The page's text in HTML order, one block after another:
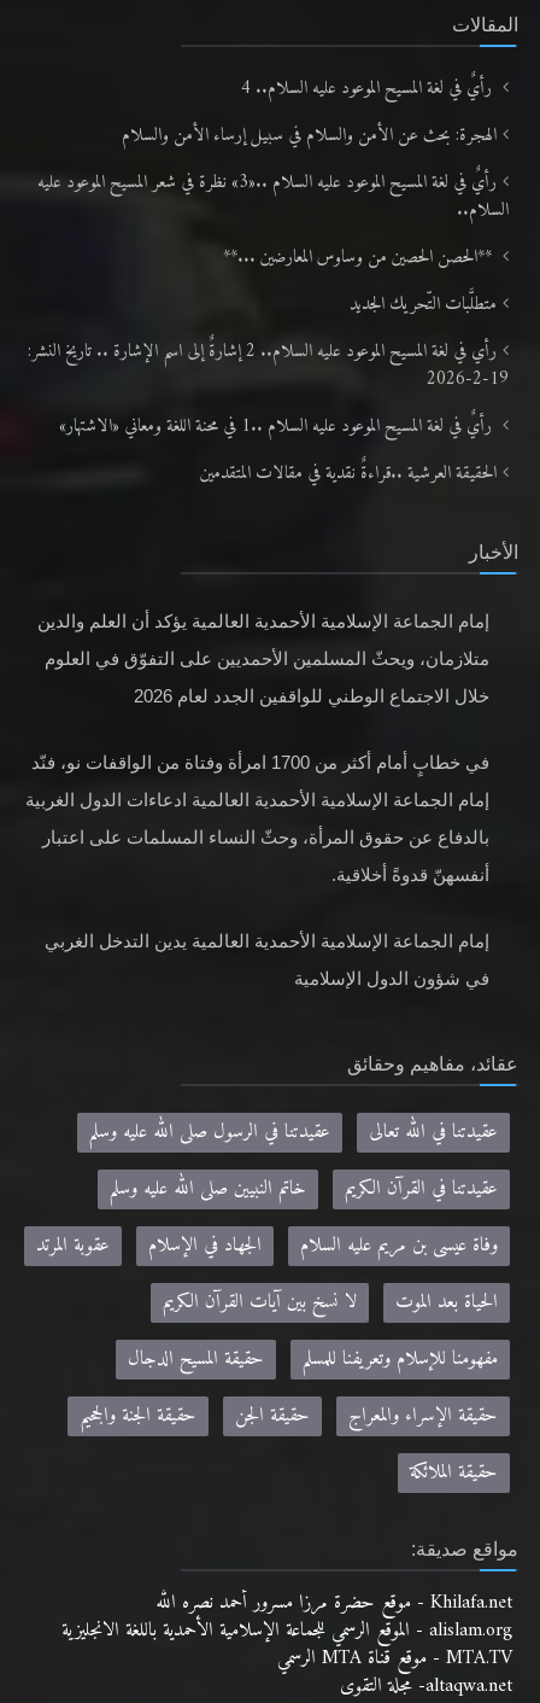
المقالات
رأيٌ في لغة المسيح الموعود عليه السلام.. 4
الهجرة: بحث عن الأمن والسلام في سبيل إرساء الأمن والسلام
رأيٌ في لغة المسيح الموعود عليه السلام ..«3» نظرة في شعر المسيح الموعود عليه
السلام..
**الحصن الحصين من وساوس المعارضين ...**
متطلَّبات التّحريك الجديد
رأي في لغة المسيح الموعود عليه السلام.. 2 إشارةٌ إلى اسم الإشارة .. تاريخ النشر:
19-2-2026
رأيٌ في لغة المسيح الموعود عليه السلام ..1 في محنة اللغة ومعاني «الاشتهار»
الحقيقة العرشية ..قراءةٌ نقدية في مقالات المتقدمين
الأخبار
إمام الجماعة الإسلامية الأحمدية العالمية يؤكد أن العلم والدين
متلازمان، ويحثّ المسلمين الأحمديين على التفوّق في العلوم
خلال الاجتماع الوطني للواقفين الجدد لعام 2026
في خطابٍ أمام أكثر من 1700 امرأة وفتاة من الواقفات نو، فنّد
إمام الجماعة الإسلامية الأحمدية العالمية ادعاءات الدول الغربية
بالدفاع عن حقوق المرأة، وحثّ النساء المسلمات على اعتبار
أنفسهنّ قدوةً أخلاقية.
إمام الجماعة الإسلامية الأحمدية العالمية يدين التدخل الغربي
في شؤون الدول الإسلامية
عقائد، مفاهيم وحقائق
عقيدتنا في الله تعالى
عقيدتنا في الرسول صلى الله عليه وسلم
عقيدتنا في القرآن الكريم
خاتم النبيين صلى الله عليه وسلم
وفاة عيسى بن مريم عليه السلام
الجهاد في الإسلام
عقوبة المرتد
الحياة بعد الموت
لا نسخ بين آيات القرآن الكريم
مفهومنا للإسلام وتعريفنا للمسلم
حقيقة المسيح الدجال
حقيقة الإسراء والمعراج
حقيقة الجن
حقيقة الجنة والجحيم
حقيقة الملائكة
مواقع صديقة:
Khilafa.net - موقع حضرة مرزا مسرور أحمد نصره الله
alislam.org - الموقع الرسمي للجماعة الإسلامية الأحمدية باللغة الانجليزية
MTA.TV - موقع قناة MTA الرسمي
altaqwa.net- مجلة التقوى